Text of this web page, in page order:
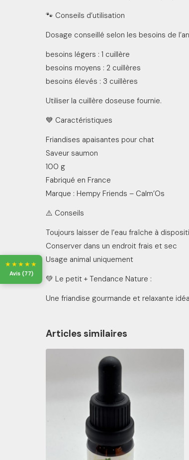
🐾 Conseils d’utilisation
Dosage conseillé selon les besoins de
besoins légers : 1 cuillère
besoins moyens : 2 cuillères
besoins élevés : 3 cuillères
Utiliser la cuillère doseuse fournie.
💙 Caractéristiques
Friandises apaisantes pour chat
Saveur saumon
100 g
Fabriqué en France
Marque : Hempy Friends – Calm’Os
⚠️ Conseils
Toujours laisser de l’eau fraîche à
Conserver dans un endroit frais et sec
Usage animal uniquement
💚 Le petit + Tendance Nature :
Une friandise gourmande et relaxante
Articles similaires
★★★★★
Avis (77)